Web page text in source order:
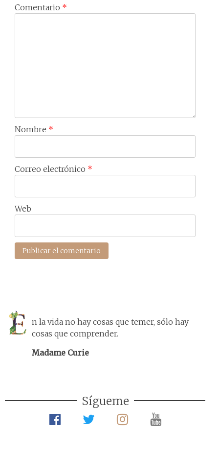
Comentario *
Nombre *
Correo electrónico *
Web
n la vida no hay cosas que temer, sólo hay
cosas que comprender.
Madame Curie
Sígueme